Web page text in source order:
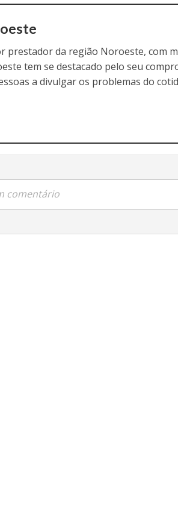
prestador da região Noroeste, com
tem se destacado pelo seu
a divulgar os problemas do
comentário